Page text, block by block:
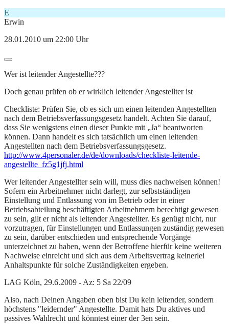
E
Erwin
28.01.2010 um 22:00 Uhr
Wer ist leitender Angestellte???
Doch genau prüfen ob er wirklich leitender Angestellter ist
Checkliste: Prüfen Sie, ob es sich um einen leitenden Angestellten
nach dem Betriebsverfassungsgesetz handelt. Achten Sie darauf,
dass Sie wenigstens einen dieser Punkte mit „Ja“ beantworten
können. Dann handelt es sich tatsächlich um einen leitenden
Angestellten nach dem Betriebsverfassungsgesetz.
http://www.4personaler.de/de/downloads/checkliste-leitende-
angestellte_fz5g1jfj.html
Wer leitender Angestellter sein will, muss dies nachweisen können!
Sofern ein Arbeitnehmer nicht darlegt, zur selbstständigen
Einstellung und Entlassung von im Betrieb oder in einer
Betriebsabteilung beschäftigten Arbeitnehmern berechtigt gewesen
zu sein, gilt er nicht als leitender Angestellter. Es genügt nicht, nur
vorzutragen, für Einstellungen und Entlassungen zuständig gewesen
zu sein, darüber entschieden und entsprechende Vorgänge
unterzeichnet zu haben, wenn der Betroffene hierfür keine weiteren
Nachweise einreicht und sich aus dem Arbeitsvertrag keinerlei
Anhaltspunkte für solche Zuständigkeiten ergeben.
LAG Köln, 29.6.2009 - Az: 5 Sa 22/09
Also, nach Deinen Angaben oben bist Du kein leitender, sondern
höchstens "leidernder" Angestellte. Damit hats Du aktives und
passives Wahlrecht und könntest einer der 3en sein.